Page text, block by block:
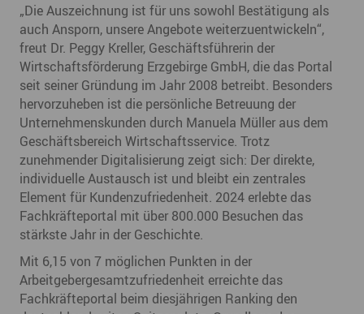
„Die Auszeichnung ist für uns sowohl Bestätigung als
auch Ansporn, unsere Angebote weiterzuentwickeln“,
freut Dr. Peggy Kreller, Geschäftsführerin der
Wirtschaftsförderung Erzgebirge GmbH, die das Portal
seit seiner Gründung im Jahr 2008 betreibt. Besonders
hervorzuheben ist die persönliche Betreuung der
Unternehmenskunden durch Manuela Müller aus dem
Geschäftsbereich Wirtschaftsservice. Trotz
zunehmender Digitalisierung zeigt sich: Der direkte,
individuelle Austausch ist und bleibt ein zentrales
Element für Kundenzufriedenheit. 2024 erlebte das
Fachkräfteportal mit über 800.000 Besuchen das
stärkste Jahr in der Geschichte.
Mit 6,15 von 7 möglichen Punkten in der
Arbeitgebergesamtzufriedenheit erreichte das
Fachkräfteportal beim diesjährigen Ranking den